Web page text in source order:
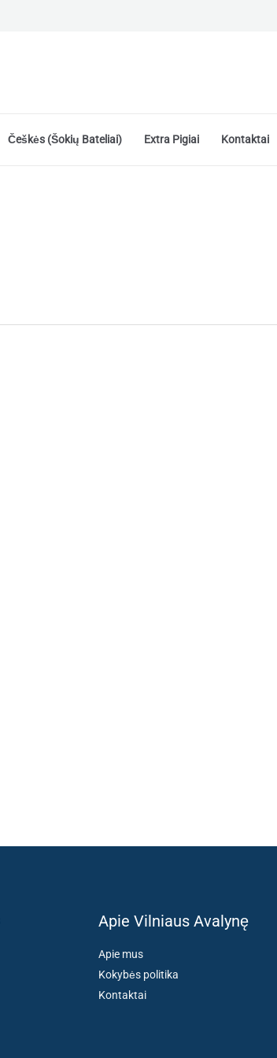
Češkės (šokių Bateliai) Extra Pigiai Kontaktai
Apie Vilniaus Avalynę
Apie mus
Kokybės politika
Kontaktai